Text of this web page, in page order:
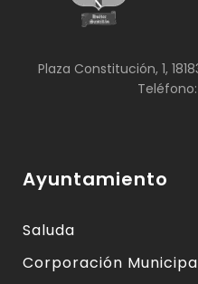
Plaza Constitución, 1,
Ayuntamiento
Saluda
Corporación